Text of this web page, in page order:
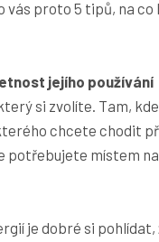
vás proto 5 tipů, na
jejího používání
si zvolíte. Tam,
chcete chodit
potřebujete místem
je dobré si